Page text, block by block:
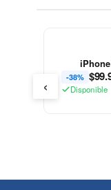
-38% $
Disponible
‹